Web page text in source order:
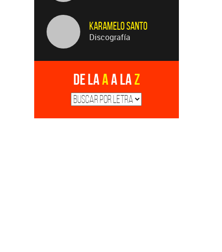
Karamelo Santo
Discografía
De laAa laZ